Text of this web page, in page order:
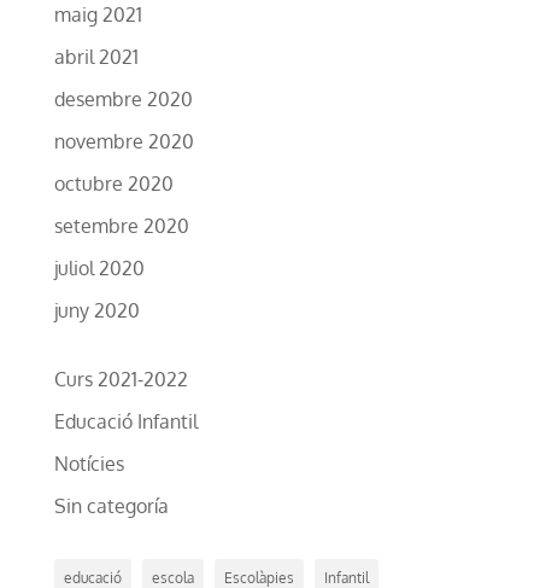
maig 2021
abril 2021
desembre 2020
novembre 2020
octubre 2020
setembre 2020
juliol 2020
juny 2020
Curs 2021-2022
Educació Infantil
Notícies
Sin categoría
educació escola Escolàpies Infantil